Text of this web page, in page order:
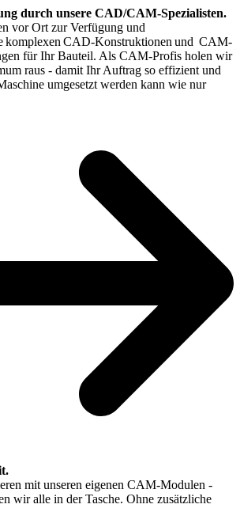
durch unsere CAD/CAM-Spezialisten.
vor Ort zur Verfügung und
komplexen CAD-Konstruktionen und CAM-
für Ihr Bauteil. Als CAM-Profis holen wir
raus - damit Ihr Auftrag so effizient und
umgesetzt werden kann wie nur
mit unseren eigenen CAM-Modulen -
wir alle in der Tasche. Ohne zusätzliche